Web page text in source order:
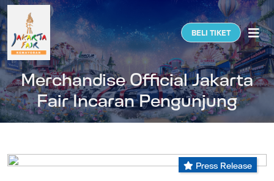
BELI TIKET
Merchandise Official Jakarta
Fair Incaran Pengunjung
Press Release